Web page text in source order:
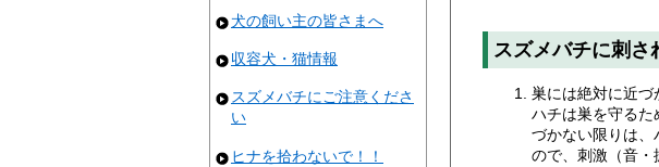
犬の飼い主の皆さまへ
収容犬・猫情報
スズメバチにご注意くださ
い
ヒナを拾わないで！！
スズメバチに刺さ
巣には絶対に近づ
ハチは巣を守るた
づかない限りは、
ので、刺激（音・